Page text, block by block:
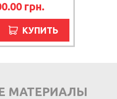
грн.
КУПИТЬ
МАТЕРИАЛЫ